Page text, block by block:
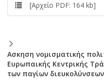
[Αρχείο PDF: 164 kb]
Aσκηση νομισματικής
Ευρωπαικής Κεντρικής
των παγίων διευκολύνσεων